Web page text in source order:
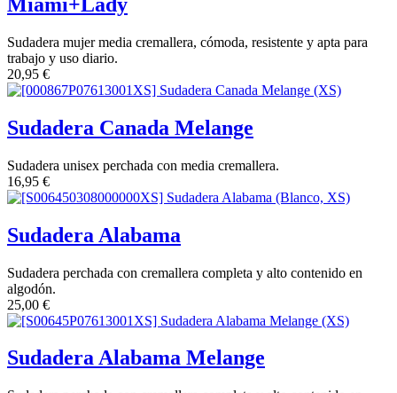
Sudadera mujer media cremallera, cómoda, resistente y apta para
trabajo y uso diario.
20,95 €
Sudadera Canada Melange
Sudadera unisex perchada con media cremallera.
16,95 €
Sudadera Alabama
Sudadera perchada con cremallera completa y alto contenido en
algodón.
25,00 €
Sudadera Alabama Melange